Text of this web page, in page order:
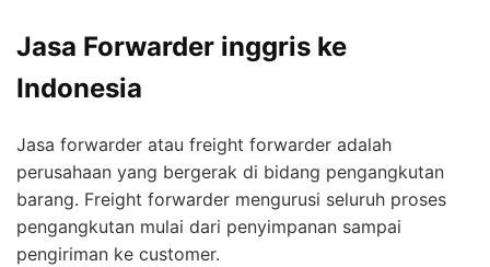
Jasa Forwarder inggris ke
Indonesia
Jasa forwarder atau freight forwarder adalah
perusahaan yang bergerak di bidang pengangkutan
barang. Freight forwarder mengurusi seluruh proses
pengangkutan mulai dari penyimpanan sampai
pengiriman ke customer.